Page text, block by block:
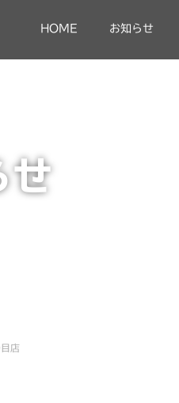
HOME お知らせ
せ
店